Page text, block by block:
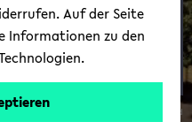
© Uni­ver­si­tät Bie­le­feld
Auf der Seite
Informationen zu den